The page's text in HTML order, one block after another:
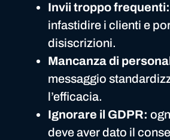
Invii troppo frequenti:
infastidire i clienti e
disiscrizioni.
Mancanza di
messaggio
l’efficacia.
Ignorare il GDPR:
deve aver dato il